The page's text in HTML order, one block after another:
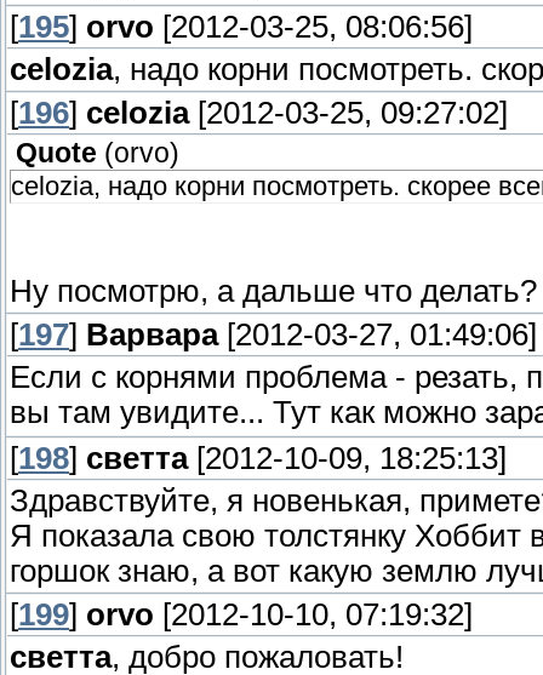
[195] orvo [2012-03-25, 08:06:56]
celozia, надо корни посмотреть.
[196] celozia[2012-03-25, 09:27:02]
Quote (orvo)
celozia, надо корни посмотреть. скорее
Ну посмотрю, а дальше что делать?
[197] Варвара[2012-03-27, 01:49:06]
Если с корнями проблема - резать,
вы там увидите... Тут как можно
[198] светта[2012-10-09, 18:25:13]
Здравствуйте, я новенькая,
Я показала свою толстянку Хоббит
горшок знаю, а вот какую землю
[199] orvo [2012-10-10, 07:19:32]
светта, добро пожаловать!